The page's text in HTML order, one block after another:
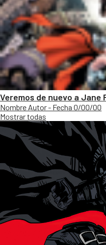
Veremos de nuevo a Jane
Nombre Autor - Fecha 0/00/00
Mostrar todas